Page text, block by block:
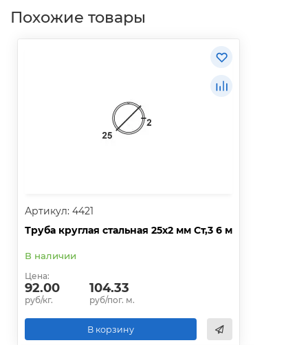
Похожие товары
Артикул: 4421
Труба круглая стальная 25х2 мм Ст,3 6 м
В наличии
Цена:
92.00
руб/кг.
104.33
руб/пог. м.
В корзину